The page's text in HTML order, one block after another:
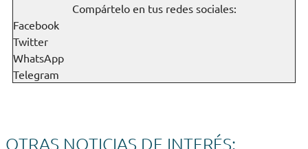
Compártelo en tus redes sociales:
Facebook
Twitter
WhatsApp
Telegram
OTRAS NOTICIAS DE INTERÉS: